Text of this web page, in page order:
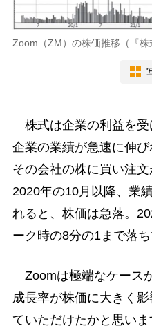
Zoom（ZM）の株価推移（『株
株式は企業の利益を受
企業の業績が急速に伸
その会社の株に買い注
2020年の10月以降、業
れると、株価は急落。
ーク時の8分の1まで落ち
Zoomは極端なケース
成長率が株価に大きく
ていただけたかと思い